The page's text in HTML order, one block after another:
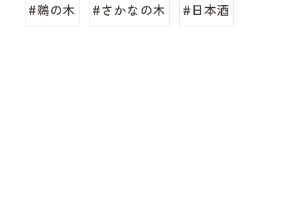
#鵜の木 #さかなの木 #日本酒